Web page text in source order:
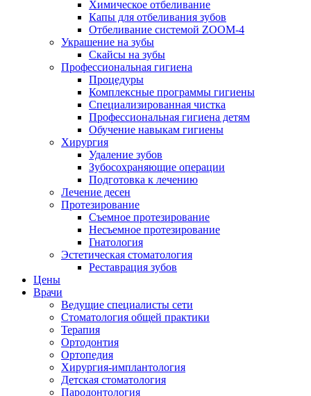
Химическое отбеливание
Капы для отбеливания зубов
Отбеливание системой ZOOM-4
Украшение на зубы
Скайсы на зубы
Профессиональная гигиена
Процедуры
Комплексные программы гигиены
Специализированная чистка
Профессиональная гигиена детям
Обучение навыкам гигиены
Хирургия
Удаление зубов
Зубосохраняющие операции
Подготовка к лечению
Лечение десен
Протезирование
Съемное протезирование
Несъемное протезирование
Гнатология
Эстетическая стоматология
Реставрация зубов
Цены
Врачи
Ведущие специалисты сети
Стоматология общей практики
Терапия
Ортодонтия
Ортопедия
Хирургия-имплантология
Детская стоматология
Пародонтология